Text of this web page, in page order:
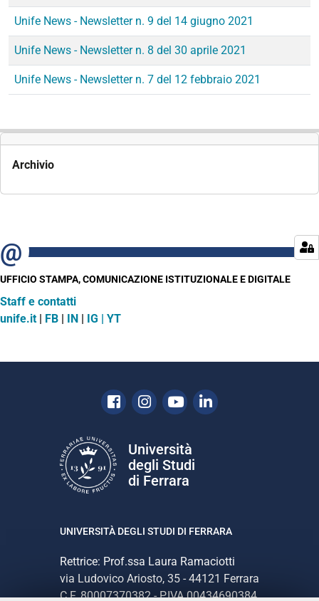
Unife News - Newsletter n. 9 del 14 giugno 2021
Unife News - Newsletter n. 8 del 30 aprile 2021
Unife News - Newsletter n. 7 del 12 febbraio 2021
Archivio
UFFICIO STAMPA, COMUNICAZIONE ISTITUZIONALE E DIGITALE
Staff e contatti
unife.it| FB | IN | IG | YT
Facebook
Instagram
YoutubeLinkedin
Università
degli Studi
di Ferrara
UNIVERSITÀ DEGLI STUDI DI FERRARA
Rettrice: Prof.ssa Laura Ramaciotti
via Ludovico Ariosto, 35 - 44121 Ferrara
C.F. 80007370382 - P.IVA 00434690384